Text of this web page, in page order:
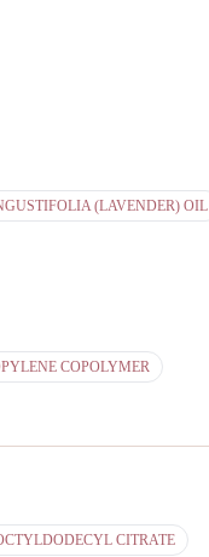
(LAVENDER) OIL
COPOLYMER
CITRATE